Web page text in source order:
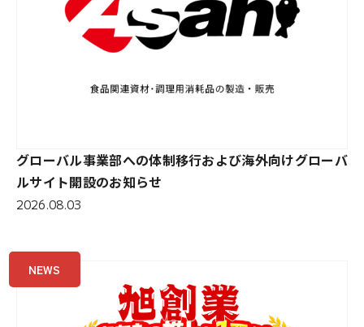
グローバル事業部への体制移行および海外向けグローバ
ルサイト開設のお知らせ
2026.08.03
NEWS